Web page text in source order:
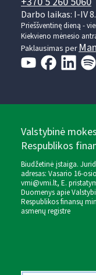
Darbo laikas: I-IV
Prieššventinę dieną -
Kiekvieno mėnesio
Paklausimas per
Valstybinė
Respublikos
Biudžetinė įstaiga.
adresas: Vasario 16-
vmi@vmi.lt, E.
Duomenys apie
Respublikos finansų
asmenų registre